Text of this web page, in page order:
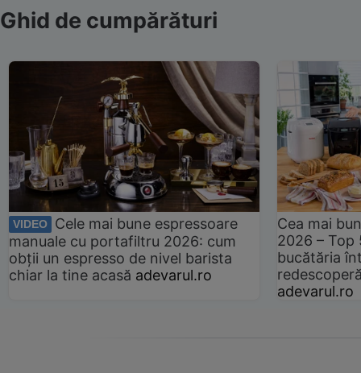
Ghid de cumpărături
VIDEO
Cele mai bune espressoare
manuale cu portafiltru 2026: cum
obții un espresso de nivel barista
chiar la tine acasă adevarul.ro
Cea mai
2026 –
bucătăria
adevarul.ro